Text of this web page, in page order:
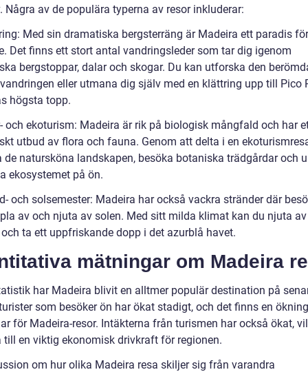
Några av de populära typerna av resor inkluderar:
Med sin dramatiska bergsterräng är Madeira ett paradis för
Det finns ett stort antal vandringsleder som tar dig igenom
bergstoppar, dalar och skogar. Du kan utforska den
eller utmana dig själv med en klättring upp till Pico
högsta topp.
och ekoturism: Madeira är rik på biologisk mångfald och har
utbud av flora och fauna. Genom att delta i en
de natursköna landskapen, besöka botaniska trädgårdar och
ekosystemet på ön.
och solsemester: Madeira har också vackra stränder där
av och njuta av solen. Med sitt milda klimat kan du njuta
ta ett uppfriskande dopp i det azurblå havet.
mätningar om Madeira
har Madeira blivit en alltmer populär destination på
som besöker ön har ökat stadigt, och det finns en
för Madeira-resor. Intäkterna från turismen har också ökat,
till en viktig ekonomisk drivkraft för regionen.
om hur olika Madeira resa skiljer sig från varandra